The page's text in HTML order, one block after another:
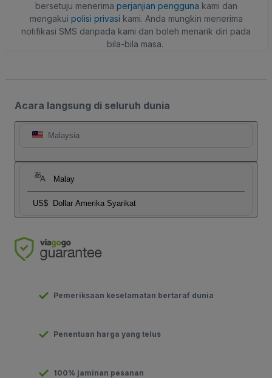
bersetuju menerima perjanjian pengguna kami dan
mengakui polisi privasi kami. Anda mungkin menerima
notifikasi SMS daripada kami dan boleh menarik diri pada
bila-bila masa.
Acara langsung di seluruh dunia
Malaysia
Malay
US$ Dollar Amerika Syarikat
Pemeriksaan keselamatan bertaraf dunia
Penentuan harga yang telus
100% jaminan pesanan